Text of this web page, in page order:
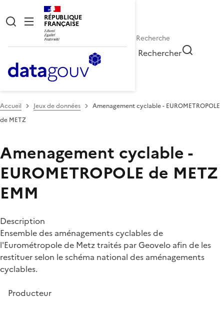
RÉPUBLIQUE
FRANÇAISE
Rechercher
Accueil Jeux de données
Amenagement cyclable - EUROMETROPOLE
de METZ
Amenagement cyclable -
EUROMETROPOLE de METZ
EMM
Description
Ensemble des aménagements cyclables de
l'Eurométropole de Metz traités par Geovelo afin de les
restituer selon le schéma national des aménagements
cyclables.
Producteur